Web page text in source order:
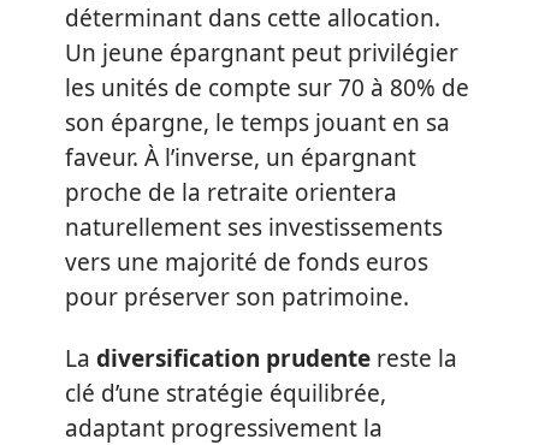
déterminant dans cette allocation.
Un jeune épargnant peut privilégier
les unités de compte sur 70 à 80% de
son épargne, le temps jouant en sa
faveur. À l’inverse, un épargnant
proche de la retraite orientera
naturellement ses investissements
vers une majorité de fonds euros
pour préserver son patrimoine.
La diversification prudente reste la
clé d’une stratégie équilibrée,
adaptant progressivement la